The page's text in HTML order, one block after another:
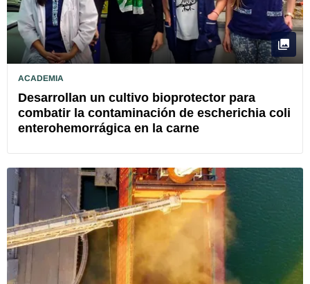
ACADEMIA
Desarrollan un cultivo bioprotector para
combatir la contaminación de escherichia coli
enterohemorrágica en la carne